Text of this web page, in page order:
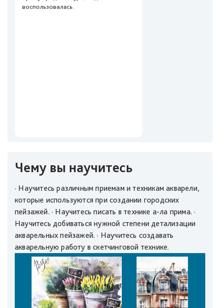
воспользовалась.
Чему вы научитесь
· Научитесь различным приемам и техникам акварели,
которые используются при создании городских
пейзажей. · Научитесь писать в технике а-ла прима. ·
Научитесь добиваться нужной степени детализации
акварельных пейзажей. · Научитесь создавать
акварельную работу в скетчинговой технике.